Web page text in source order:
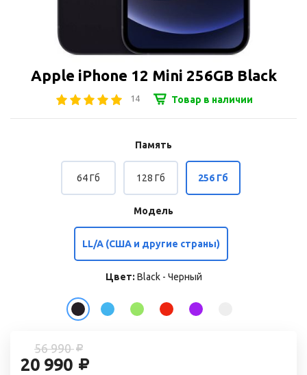
Apple iPhone 12 Mini 256GB Black
14 Товар в наличии
Память
64 Гб 128 Гб 256 Гб
Модель
LL/A (США и другие страны)
Цвет: Black - Черный
56 990
20 990